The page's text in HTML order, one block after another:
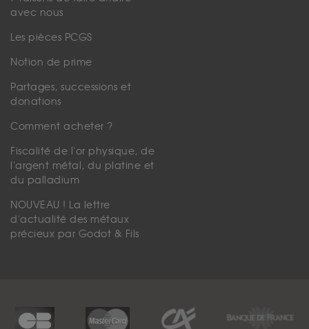
avec nous
Les pièces PCGS
Notion de prime
Partages, successions et
donations
Comment acheter ?
Fiscalité de l'or physique, de
l'argent métal, du platine et
du palladium
NOUVEAU ! La lettre
d'actualité des métaux
précieux par Godot & Fils